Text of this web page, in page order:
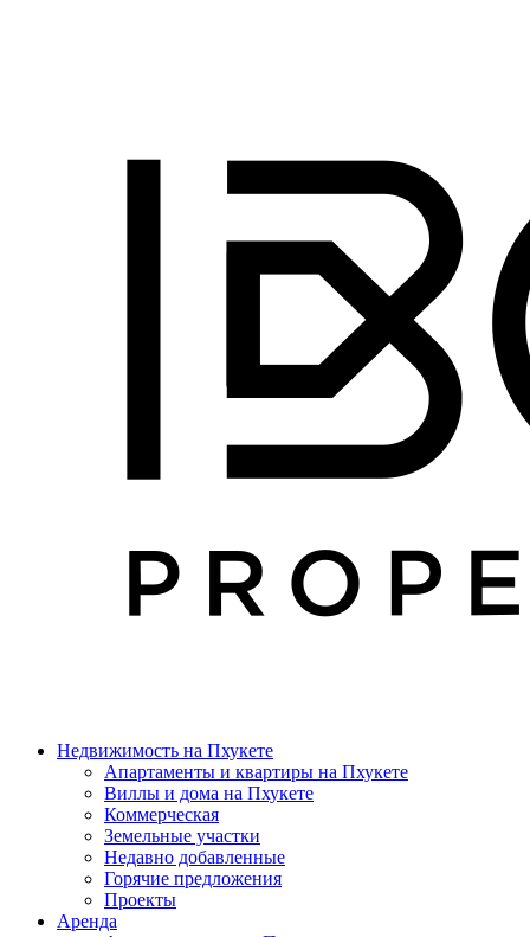
Недвижимость на Пхукете
Апартаменты и квартиры на Пхукете
Виллы и дома на Пхукете
Коммерческая
Земельные участки
Недавно добавленные
Горячие предложения
Проекты
Аренда